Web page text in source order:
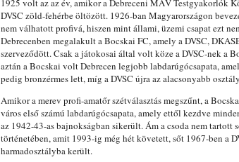
1925 volt az az év, amikor a Debreceni MÁV Testgyakorlók
DVSC zöld-fehérbe öltözött. 1926-ban Magyarországon
nem válhatott profivá, hiszen mint állami, üzemi csapat ezt
Debrecenben megalakult a Bocskai FC, amely a DVSC,
szerveződött. Csak a játokosai által volt köze a DVSC-nek a
aztán a Bocskai volt Debrecen legjobb labdarúgócsapata,
pedig bronzérmes lett, míg a DVSC újra az alacsonyabb
Amikor a merev profi-amatőr szétválasztás megszűnt, a
város első számú labdarúgócsapata, amely ettől kezdve
az 1942-43-as bajnokságban sikerült. Ám a csoda nem tartott
történetében, amit 1993-ig még hét követett, sőt 1967-ben a
harmadosztályba került.